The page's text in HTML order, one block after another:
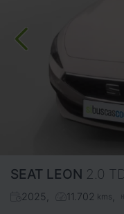
SEAT LEON 2.0
2025 11.702 kms